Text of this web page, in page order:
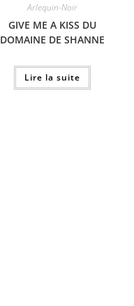
Arlequin-Noir
GIVE ME A KISS DU
DOMAINE DE SHANNE
Lire la suite